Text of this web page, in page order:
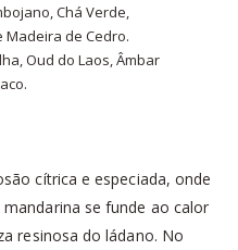
Chá Verde,
Madeira de Cedro.
Oud do Laos, Âmbar
cítrica e especiada, onde
se funde ao calor
resinosa do ládano. No